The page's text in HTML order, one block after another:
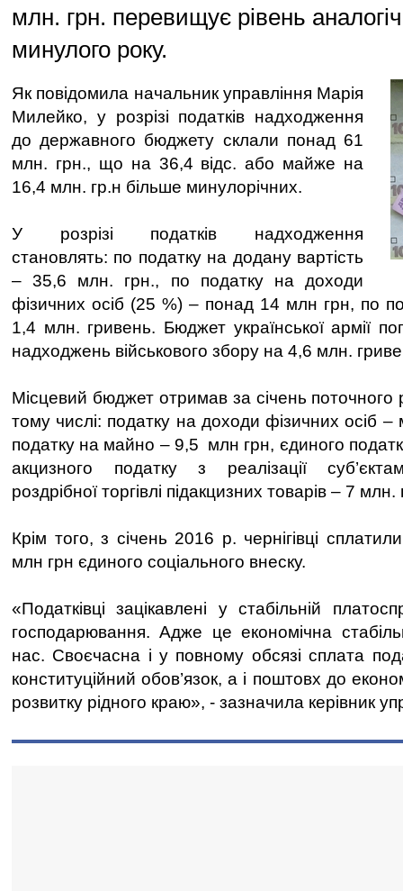
млн. грн. перевищує рівень
минулого року.
Як повідомила начальник управління Марія
Милейко, у розрізі податків надходження
до державного бюджету склали понад 61
млн. грн., що на 36,4 відс. або майже на
16,4 млн. гр.н більше минулорічних.
У розрізі податків надходження
становлять: по податку на додану вартість
– 35,6 млн. грн., по податку на доходи
фізичних осіб (25 %) – понад 14 млн грн, по
1,4 млн. гривень. Бюджет української армії
надходжень військового збору на 4,6 млн.
Місцевий бюджет отримав за січень поточного
тому числі: податку на доходи фізичних осіб
податку на майно – 9,5 млн грн, єдиного
акцизного податку з реалізації
роздрібної торгівлі підакцизних товарів – 7
Крім того, з січень 2016 р. чернігівці
млн грн єдиного соціального внеску.
«Податківці зацікавлені у стабільній
господарювання. Адже це економічна
нас. Своєчасна і у повному обсязі сплата
конституційний обов’язок, а і поштовх до
розвитку рідного краю», - зазначила керівник